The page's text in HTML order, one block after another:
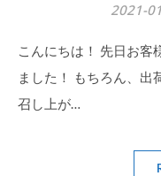
2021-
こんにちは！ 先日お客様からトマトの食べ頃について聞かれ
ました！ もちろん、出
召し上が…